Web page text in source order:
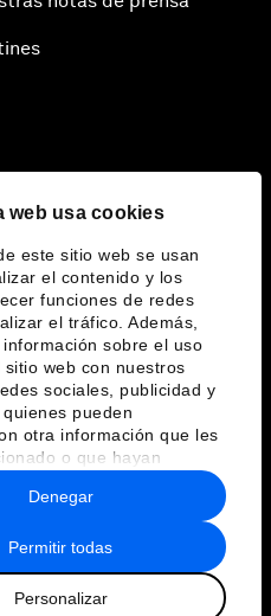
web usa cookies
este sitio web se usan
el contenido y los
funciones de redes
el tráfico. Además,
sobre el uso
web con nuestros
sociales, publicidad y
pueden
otra información que les
o que hayan
del uso que haya
servicios.
Permitir todas
Personalizar
Denegar
y normas de uso
Mundial